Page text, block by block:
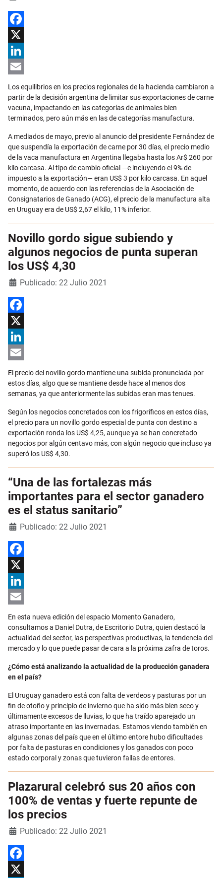
Facebook
X
LinkedIn
Los equilibrios en los precios regionales de la hacienda cambiaron a
partir de la decisión argentina de limitar sus exportaciones de carne
vacuna, impactando en las categorías de animales bien
terminados, pero aún más en las de categorías manufactura.
A mediados de mayo, previo al anuncio del presidente Fernández de
que suspendía la exportación de carne por 30 días, el precio medio
de la vaca manufactura en Argentina llegaba hasta los Ar$ 260 por
kilo carcasa. Al tipo de cambio oficial —e incluyendo el 9% de
impuesto a la exportación— eran US$ 3 por kilo carcasa. En aquel
momento, de acuerdo con las referencias de la Asociación de
Consignatarios de Ganado (ACG), el precio de la manufactura alta
en Uruguay era de US$ 2,67 el kilo, 11% inferior.
Novillo gordo sigue subiendo y
algunos negocios de punta superan
los US$ 4,30
DetallesPublicado: 22 Julio 2021
Facebook
X
LinkedIn
Email
El precio del novillo gordo mantiene una subida pronunciada por
estos días, algo que se mantiene desde hace al menos dos
semanas, ya que anteriormente las subidas eran mas tenues.
Según los negocios concretados con los frigoríficos en estos días,
el precio para un novillo gordo especial de punta con destino a
exportación ronda los US$ 4,25, aunque ya se han concretado
negocios por algún centavo más, con algún negocio que incluso ya
superó los US$ 4,30.
“Una de las fortalezas más
importantes para el sector ganadero
es el status sanitario”
DetallesPublicado: 22 Julio 2021
Facebook
X
LinkedIn
En esta nueva edición del espacio Momento Ganadero,
consultamos a Daniel Dutra, de Escritorio Dutra, quien destacó la
actualidad del sector, las perspectivas productivas, la tendencia del
mercado y lo que puede pasar de cara a la próxima zafra de toros.
¿Cómo está analizando la actualidad de la producción ganadera
en el país?
El Uruguay ganadero está con falta de verdeos y pasturas por un
fin de otoño y principio de invierno que ha sido más bien seco y
últimamente excesos de lluvias, lo que ha traído aparejado un
atraso importante en las invernadas. Estamos viendo también en
algunas zonas del país que en el último entore hubo dificultades
por falta de pasturas en condiciones y los ganados con poco
estado corporal y zonas que tuvieron fallas de entores.
Plazarural celebró sus 20 años con
100% de ventas y fuerte repunte de
los precios
DetallesPublicado: 22 Julio 2021
Facebook